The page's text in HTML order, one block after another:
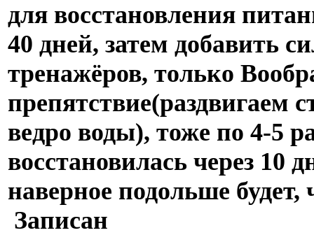
для восстановления
40 дней, затем добавить
тренажёров, только
препятствие(раздвигаем
ведро воды), тоже по 4-5
восстановилась через 10
наверное подольше будет,
Записан